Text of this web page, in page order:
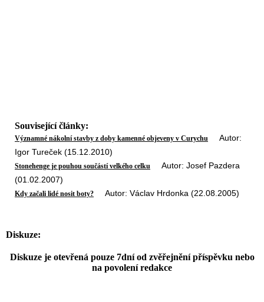
Související články:
Významné nákolní stavby z doby kamenné objeveny v Curychu Autor:
Igor Tureček (15.12.2010)
Stonehenge je pouhou součástí velkého celku Autor: Josef Pazdera
(01.02.2007)
Kdy začali lidé nosit boty? Autor: Václav Hrdonka (22.08.2005)
Diskuze:
Diskuze je otevřená pouze 7dní od zvěřejnění příspěvku nebo
na povolení redakce